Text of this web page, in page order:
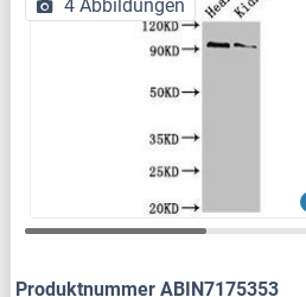
4 Abbildungen
Produktnummer ABIN7175353